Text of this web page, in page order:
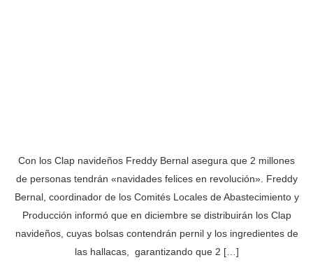
Con los Clap navideños Freddy Bernal asegura que 2 millones
de personas tendrán «navidades felices en revolución». Freddy
Bernal, coordinador de los Comités Locales de Abastecimiento y
Producción informó que en diciembre se distribuirán los Clap
navideños, cuyas bolsas contendrán pernil y los ingredientes de
las hallacas, garantizando que 2 […]